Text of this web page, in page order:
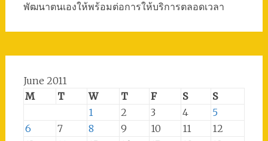
พัฒนาตนเองให้พร้อมต่อการให้บริการตลอดเวลา
June 2011
M
T W T F S
S
1
2 3 4
5
6
7 8 9 10 11
12